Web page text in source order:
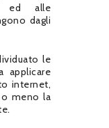
ed alle
dagli
le
applicare
internet,
o meno la